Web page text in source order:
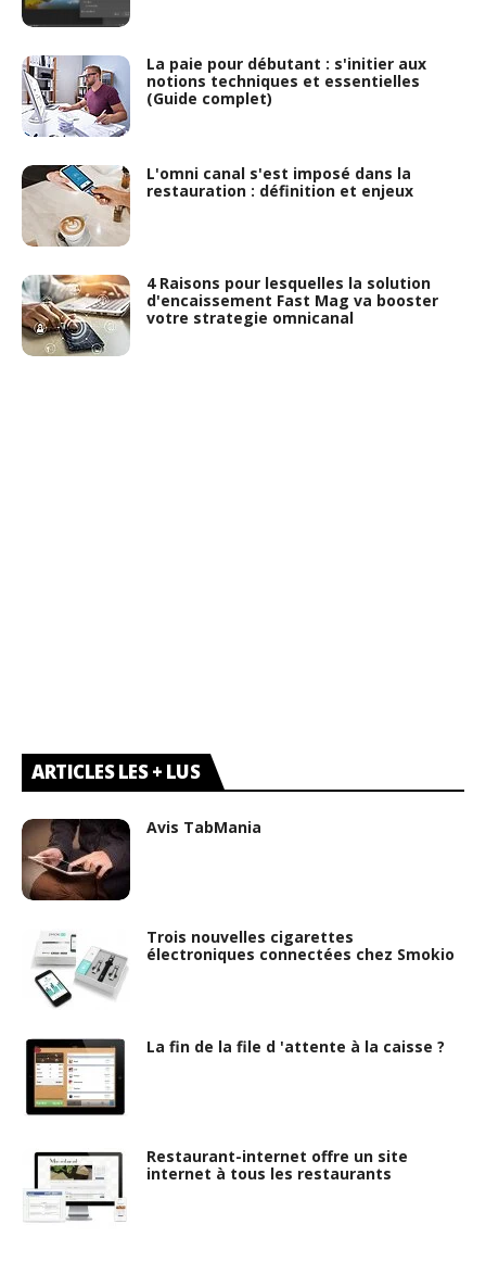
La paie pour débutant : s'initier aux
notions techniques et essentielles
(Guide complet)
L'omni canal s'est imposé dans la
restauration : définition et enjeux
4 Raisons pour lesquelles la solution
d'encaissement Fast Mag va booster
votre strategie omnicanal
ARTICLES LES + LUS
Avis TabMania
Trois nouvelles cigarettes
électroniques connectées chez Smokio
La fin de la file d 'attente à la caisse ?
Restaurant-internet offre un site
internet à tous les restaurants